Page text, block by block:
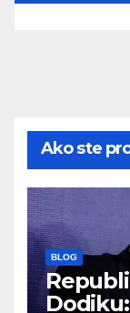
Ako ste
BLOG
Dodiku: